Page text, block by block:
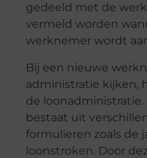
gedeeld met de
vermeld worden
werknemer wordt
Bij een nieuwe
administratie kijken,
de
bestaat uit
formulieren zoals de
loonstroken. Door